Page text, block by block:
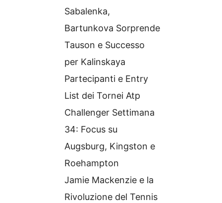
Sabalenka,
Bartunkova Sorprende
Tauson e Successo
per Kalinskaya
Partecipanti e Entry
List dei Tornei Atp
Challenger Settimana
34: Focus su
Augsburg, Kingston e
Roehampton
Jamie Mackenzie e la
Rivoluzione del Tennis